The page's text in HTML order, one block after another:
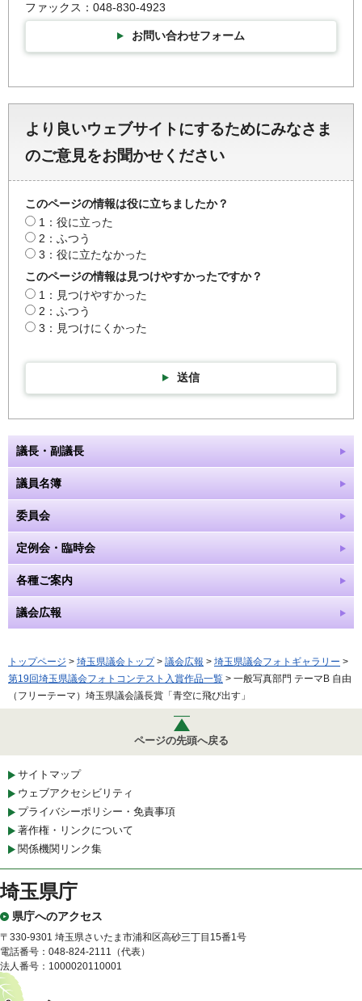
ファックス：048-830-4923
お問い合わせフォーム
より良いウェブサイトにするためにみなさま
のご意見をお聞かせください
このページの情報は役に立ちましたか？
1：役に立った
2：ふつう
3：役に立たなかった
このページの情報は見つけやすかったですか？
1：見つけやすかった
2：ふつう
3：見つけにくかった
送信
議長・副議長
議員名簿
委員会
定例会・臨時会
各種ご案内
議会広報
トップページ > 埼玉県議会トップ> 議会広報 > 埼玉県議会フォトギャラリー >
第19回埼玉県議会フォトコンテスト入賞作品一覧 > 一般写真部門 テーマB 自由
（フリーテーマ）埼玉県議会議長賞「青空に飛び出す」
ページの先頭へ戻る
サイトマップ
ウェブアクセシビリティ
プライバシーポリシー・免責事項
著作権・リンクについて
関係機関リンク集
埼玉県庁
県庁へのアクセス
〒330-9301 埼玉県さいたま市浦和区高砂三丁目15番1号
電話番号：048-824-2111（代表）
法人番号：1000020110001